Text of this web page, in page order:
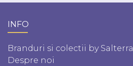
INFO
Branduri si colectii by Salterra
Despre noi